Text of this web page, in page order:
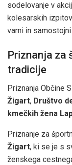
sodelovanje v
kolesarskih
varni in
Priznanja za
tradicije
Priznanja Občine
Žigart, Društvo
kmečkih žena
Priznanje za
Žigart, ki se je s
ženskega